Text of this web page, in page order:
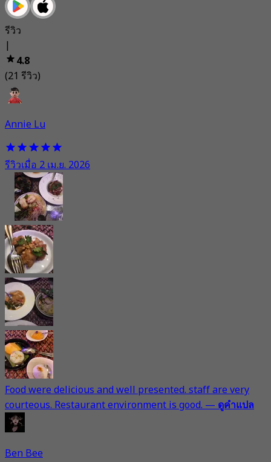
รีวิว
|
4.8
(21 รีวิว)
Annie Lu
รีวิวเมื่อ 2 เม.ย. 2026
Food were delicious and well presented. staff are very
courteous. Restaurant environment is good.—ดูคำแปล
Ben Bee